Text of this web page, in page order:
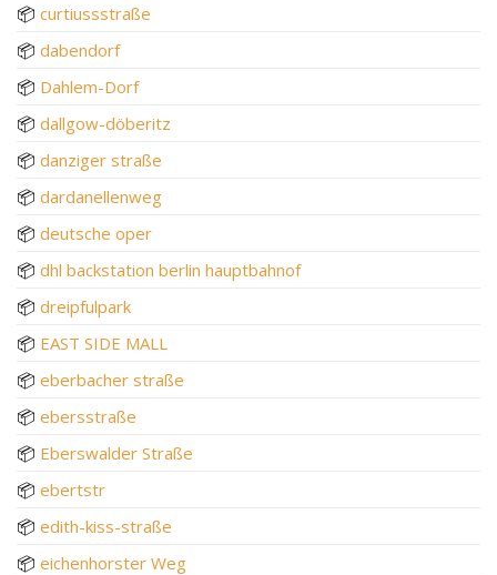
📦 curtiussstraße
📦 dabendorf
📦 Dahlem-Dorf
📦 dallgow-döberitz
📦 danziger straße
📦 dardanellenweg
📦 deutsche oper
📦 dhl backstation berlin hauptbahnof
📦 dreipfulpark
📦 EAST SIDE MALL
📦 eberbacher straße
📦 ebersstraße
📦 Eberswalder Straße
📦 ebertstr
📦 edith-kiss-straße
📦 eichenhorster Weg